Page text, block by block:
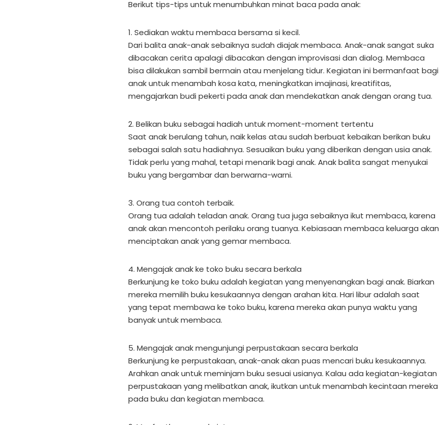
Berikut tips-tips untuk menumbuhkan minat baca pada anak:
1. Sediakan waktu membaca bersama si kecil.
Dari balita anak-anak sebaiknya sudah diajak membaca. Anak-anak sangat suka
dibacakan cerita apalagi dibacakan dengan improvisasi dan dialog. Membaca
bisa dilakukan sambil bermain atau menjelang tidur. Kegiatan ini bermanfaat bagi
anak untuk menambah kosa kata, meningkatkan imajinasi, kreatifitas,
mengajarkan budi pekerti pada anak dan mendekatkan anak dengan orang tua.
2. Belikan buku sebagai hadiah untuk moment-moment tertentu
Saat anak berulang tahun, naik kelas atau sudah berbuat kebaikan berikan buku
sebagai salah satu hadiahnya. Sesuaikan buku yang diberikan dengan usia anak.
Tidak perlu yang mahal, tetapi menarik bagi anak. Anak balita sangat menyukai
buku yang bergambar dan berwarna-warni.
3. Orang tua contoh terbaik.
Orang tua adalah teladan anak. Orang tua juga sebaiknya ikut membaca, karena
anak akan mencontoh perilaku orang tuanya. Kebiasaan membaca keluarga akan
menciptakan anak yang gemar membaca.
4. Mengajak anak ke toko buku secara berkala
Berkunjung ke toko buku adalah kegiatan yang menyenangkan bagi anak. Biarkan
mereka memilih buku kesukaannya dengan arahan kita. Hari libur adalah saat
yang tepat membawa ke toko buku, karena mereka akan punya waktu yang
banyak untuk membaca.
5. Mengajak anak mengunjungi perpustakaan secara berkala
Berkunjung ke perpustakaan, anak-anak akan puas mencari buku kesukaannya.
Arahkan anak untuk meminjam buku sesuai usianya. Kalau ada kegiatan-kegiatan
perpustakaan yang melibatkan anak, ikutkan untuk menambah kecintaan mereka
pada buku dan kegiatan membaca.